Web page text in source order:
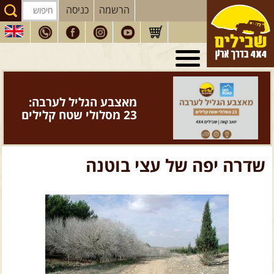
הרשמה כניסה
טיולי 4X4
בארץ
מסעות בעולם
טיוליםלרכב פנאי
הדרכותנהיגה
המדריכים שלנו
הירשמו לניוזלטר שבילים
הבלוג של יואב קווה
פודקאסט ג'יפאות
מאצבע הגליל לערבה:
23 מסלולי שטח קלילים
שדרה יפה של עצי בוטנה